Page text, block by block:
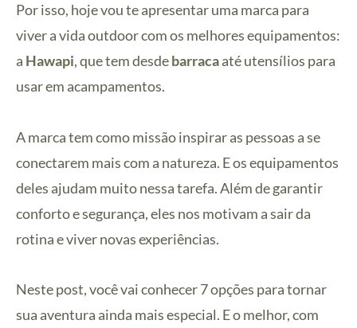
Por isso, hoje vou te apresentar uma marca para
viver a vida outdoor com os melhores equipamentos:
a Hawapi, que tem desdebarracaaté utensílios para
usar em acampamentos.
A marca tem como missão inspirar as pessoas a se
conectarem mais com a natureza. E os equipamentos
deles ajudam muito nessa tarefa. Além de garantir
conforto e segurança, eles nos motivam a sair da
rotina e viver novas experiências.
Neste post, você vai conhecer 7 opções para tornar
sua aventura ainda mais especial. E o melhor, com